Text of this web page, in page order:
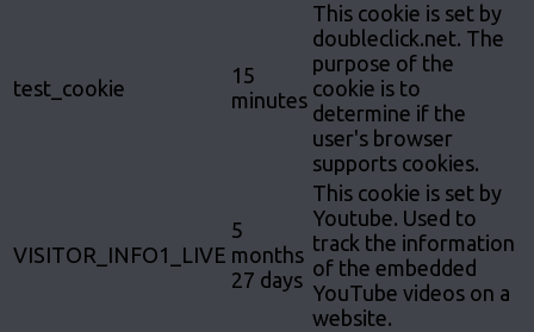
test_cookie
15
minutes
This cookie is set by
doubleclick.net. The
purpose of the
cookie is to
determine if the
user's browser
supports cookies.
VISITOR_INFO1_LIVE
5
months
27 days
This cookie is set by
Youtube. Used to
track the information
of the embedded
YouTube videos on a
website.